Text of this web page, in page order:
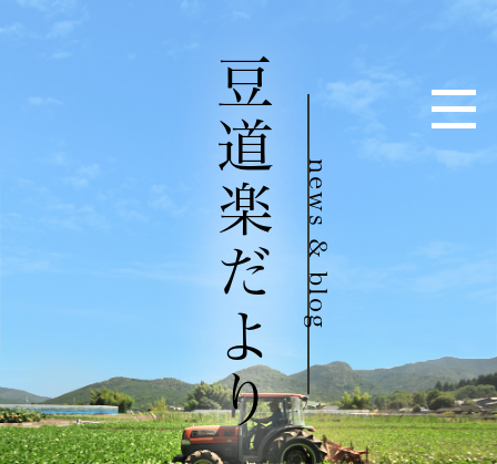
豆道楽だよりnews & blog